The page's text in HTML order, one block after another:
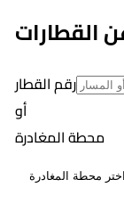
02:03
القطارات
رقم القطار
أو
محطة المغادرة